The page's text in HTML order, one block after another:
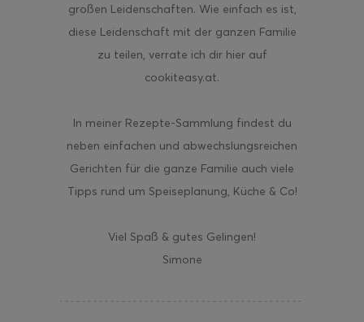
großen Leidenschaften. Wie einfach es ist,
diese Leidenschaft mit der ganzen Familie
zu teilen, verrate ich dir hier auf
cookiteasy.at.
In meiner Rezepte-Sammlung findest du
neben einfachen und abwechslungsreichen
Gerichten für die ganze Familie auch viele
Tipps rund um Speiseplanung, Küche & Co!
Viel Spaß & gutes Gelingen!
Simone